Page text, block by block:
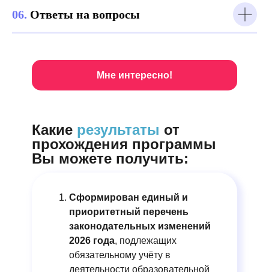
06. Ответы на вопросы
Мне интересно!
Сформирован единый и
приоритетный перечень
законодательных изменений
2026 года, подлежащих
обязательному учёту в
деятельности образовательной
Какие результаты от
прохождения программы
Вы можете получить: